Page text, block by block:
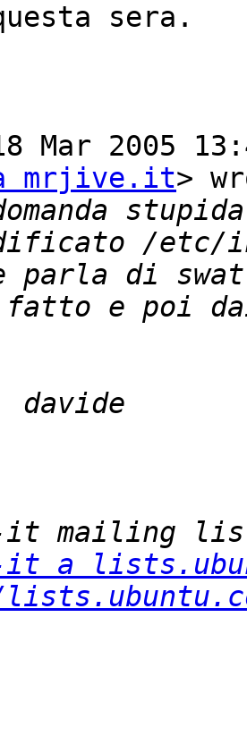
sera.
Mar 2005
mrjive.it>
/etc/
it a